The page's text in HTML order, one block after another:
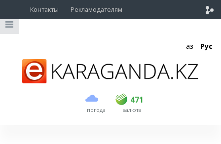
Контакты Рекламодателям
Қаз Рус
погода
471
USD 469
EUR 543.5
валюта